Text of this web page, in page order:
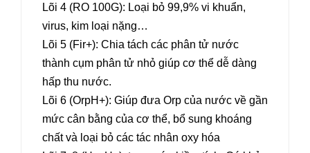
Lõi 4 (RO 100G): Loại bỏ 99,9% vi khuẩn,
virus, kim loại nặng…
Lõi 5 (Fir+): Chia tách các phân tử nước
thành cụm phân tử nhỏ giúp cơ thể dễ dàng
hấp thu nước.
Lõi 6 (OrpH+): Giúp đưa Orp của nước về gần
mức cân bằng của cơ thể, bổ sung khoáng
chất và loại bỏ các tác nhân oxy hóa